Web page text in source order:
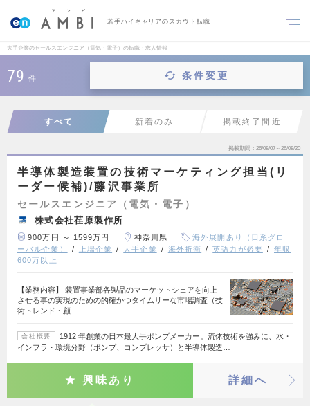
若手ハイキャリアのスカウト転職
大手企業のセールスエンジニア（電気・電子）の転職・求人情報
79 件 条件変更
すべて 新着のみ 掲載終了間近
掲載期間 26/08/07～26/08/20
半導体製造装置の技術マーケティング担当(リ
ーダー候補)/藤沢事業所
セールスエンジニア（電気・電子）
株式会社荏原製作所
900万円 ～ 1599万円 神奈川県
海外展開あり（日系グロ
ーバル企業）
上場企業 大手企業 海外折衝 英語力が必要
年収
600万以上
【業務内容】 装置事業部各製品のマーケットシェアを向上
させる事の実現のための的確かつタイムリーな市場調査（技
術トレンド・顧…
会社概要
1912 年創業の日本最大手ポンプメーカー。流体技術を強みに、水・
インフラ・環境分野（ポンプ、コンプレッサ）と半導体製造…
興味あり 詳細へ